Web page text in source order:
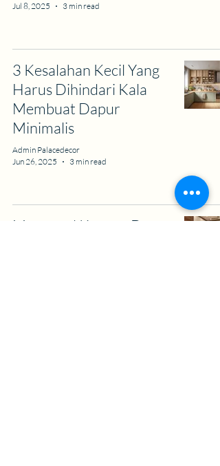
Jul 8, 2025
3 min read
3 Kesalahan Kecil Yang
Harus Dihindari Kala
Membuat Dapur
Minimalis
Admin Palacedecor
Jun 26, 2025
3 min read
Mengenal Konsep Dapur